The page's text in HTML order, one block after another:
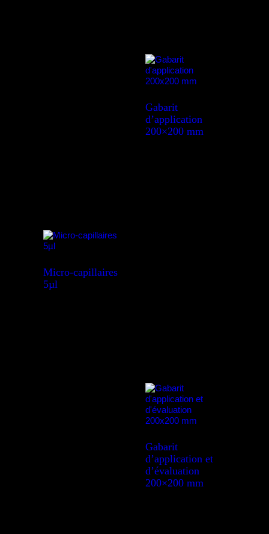
Gabarit
d’application
200×200 mm
Micro-capillaires
5µl
Gabarit
d’application et
d’évaluation
200×200 mm